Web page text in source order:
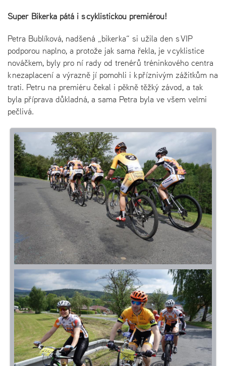
Super Bikerka pátá i s cyklistickou premiérou!
Petra Bublíková, nadšená „bikerka“ si užila den s VIP
podporou naplno, a protože jak sama řekla, je v cyklistice
nováčkem, byly pro ní rady od trenérů tréninkového centra
k nezaplacení a výrazně jí pomohli i k příznivým zážitkům na
trati. Petru na premiéru čekal i pěkně těžký závod, a tak
byla příprava důkladná, a sama Petra byla ve všem velmi
pečlivá.